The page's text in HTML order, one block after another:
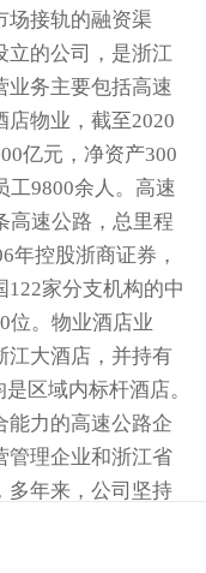
场接轨的融资渠
立的公司，是浙江
业务主要包括高速
物业，截至2020
亿元，净资产300
工9800余人。高速
高速公路，总里程
年控股浙商证券，
家分支机构的中
位。物业酒店业
江大酒店，并持有
区域内标杆酒店。
力的高速公路企
管理企业和浙江省
多年来，公司坚持
管理和服务，在
方面具有一定行